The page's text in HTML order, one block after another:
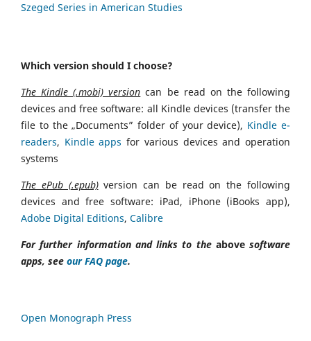
Szeged Series in American Studies
Which version should I choose?
The Kindle (.mobi) version can be read on the following
devices and free software: all Kindle devices (transfer the
file to the „Documents” folder of your device), Kindle e-
readers, Kindle apps for various devices and operation
systems
The ePub (.epub)version can be read on the following
devices and free software: iPad, iPhone (iBooks app),
Adobe Digital Editions, Calibre
For further information and links to the above software
apps, see our FAQ page.
Open Monograph Press